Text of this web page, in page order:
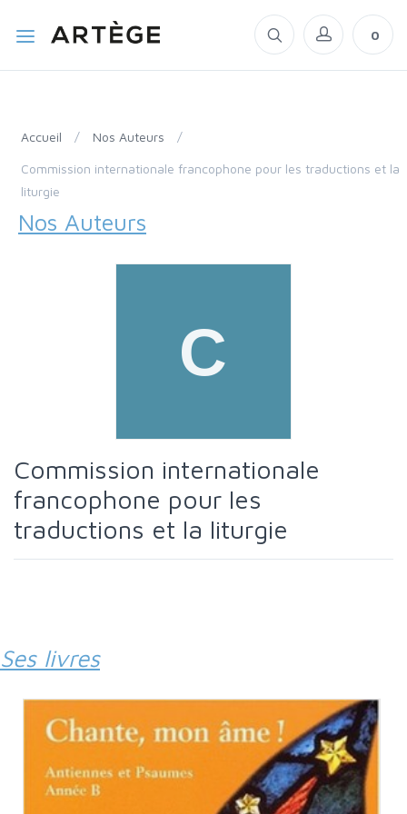
0
Accueil / Nos Auteurs /
Commission internationale francophone pour les traductions et la
liturgie
Nos Auteurs
Commission internationale
francophone pour les
traductions et la liturgie
Ses livres